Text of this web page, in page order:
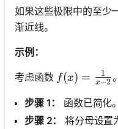
如果这些极限中的至少
渐近线。
示例：
考虑函数 f(x) =
f(x) = x−2
1 。
步骤 1：
函数已简化。
步骤 2：
将分母设置